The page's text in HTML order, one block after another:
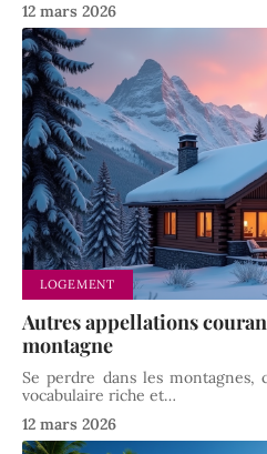
12 mars 2026
LOGEMENT
Autres appellations
montagne
Se perdre dans les montagnes,
vocabulaire riche et…
12 mars 2026